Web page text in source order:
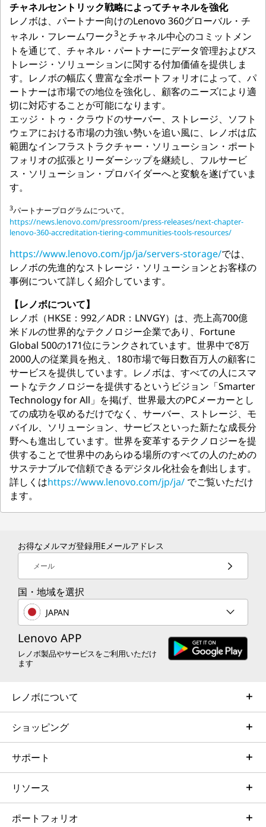
チャネルセントリック戦略によってチャネルを強化
レノボは、パートナー向けのLenovo 360グローバル・チ
ャネル・フレームワーク3とチャネル中心のコミットメン
トを通じて、チャネル・パートナーにデータ管理およびス
トレージ・ソリューションに関する付加価値を提供しま
す。レノボの幅広く豊富な全ポートフォリオによって、パ
ートナーは市場での地位を強化し、顧客のニーズにより適
切に対応することが可能になります。
エッジ・トゥ・クラウドのサーバー、ストレージ、ソフト
ウェアにおける市場の力強い勢いを追い風に、レノボは広
範囲なインフラストラクチャー・ソリューション・ポート
フォリオの拡張とリーダーシップを継続し、フルサービ
ス・ソリューション・プロバイダーへと変貌を遂げていま
す。
3パートナープログラムについて。
https://news.lenovo.com/pressroom/press-releases/next-chapter-
lenovo-360-accreditation-tiering-communities-tools-resources/
https://www.lenovo.com/jp/ja/servers-storage/では、
レノボの先進的なストレージ・ソリューションとお客様の
事例について詳しく紹介しています。
【レノボについて】
レノボ（HKSE：992／ADR：LNVGY）は、売上高700億
米ドルの世界的なテクノロジー企業であり、Fortune
Global 500の171位にランクされています。世界中で8万
2000人の従業員を抱え、180市場で毎日数百万人の顧客に
サービスを提供しています。レノボは、すべての人にスマ
ートなテクノロジーを提供するというビジョン「Smarter
Technology for All」を掲げ、世界最大のPCメーカーとし
ての成功を収めるだけでなく、サーバー、ストレージ、モ
バイル、ソリューション、サービスといった新たな成長分
野へも進出しています。世界を変革するテクノロジーを提
供することで世界中のあらゆる場所のすべての人のための
サステナブルで信頼できるデジタル化社会を創出します。
詳しくはhttps://www.lenovo.com/jp/ja/ でご覧いただけ
ます。
お得なメルマガ登録用Eメールアドレス
メール
国・地域を選択
JAPAN
Lenovo APP
レノボ製品やサービスをご利用いただけ
ます
レノボについて
ショッピング
サポート
リソース
ポートフォリオ